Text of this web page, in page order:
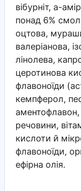
вібурніт, а-
понад 6%
оцтова,
валеріанова,
лінолева,
церотинова
флавоноїди
кемпферол,
аментофлавон,
речовини,
кислоти й
флавоноїди,
ефірна олія.